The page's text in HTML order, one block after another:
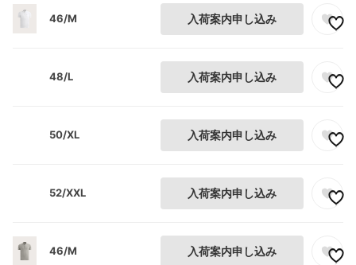
46/M 入荷案内申し込み
48/L 入荷案内申し込み
50/XL 入荷案内申し込み
52/XXL 入荷案内申し込み
46/M 入荷案内申し込み